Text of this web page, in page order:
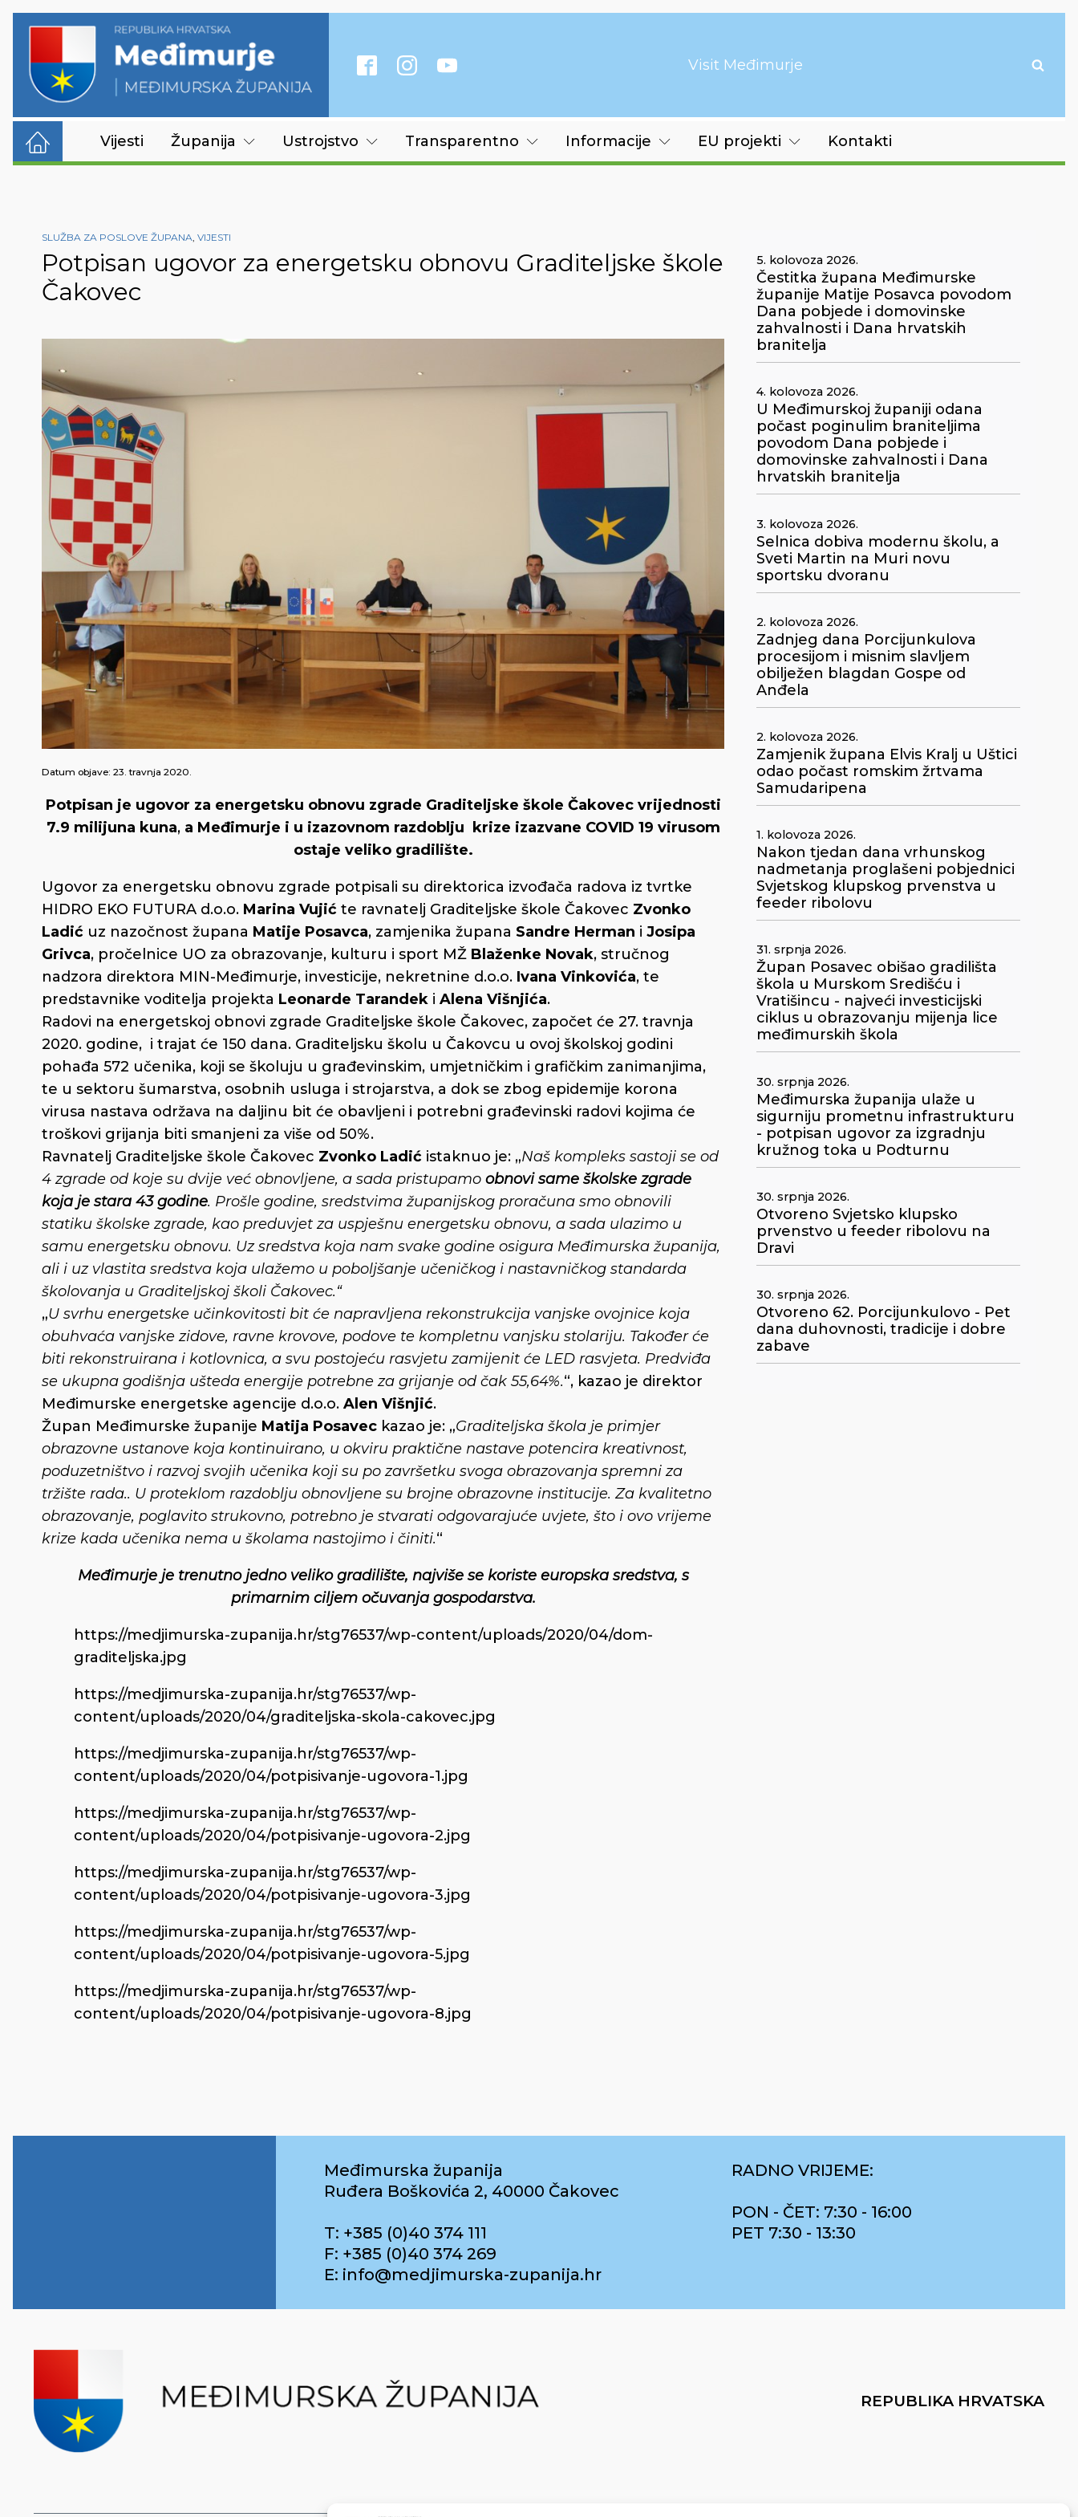
Visit Međimurje
Vijesti Županija Ustrojstvo Transparentno Informacije EU projekti Kontakti
SLUŽBA ZA POSLOVE ŽUPANA, VIJESTI
Potpisan ugovor za energetsku obnovu Graditeljske škole
Čakovec
Datum objave: 23. travnja 2020.
Potpisan je ugovor za energetsku obnovu zgrade Graditeljske škole Čakovec vrijednosti
7.9 milijuna kuna, a Međimurje i u izazovnom razdoblju krize izazvane COVID 19 virusom
ostaje veliko gradilište.
Ugovor za energetsku obnovu zgrade potpisali su direktorica izvođača radova iz tvrtke
HIDRO EKO FUTURA d.o.o. Marina Vujić te ravnatelj Graditeljske škole Čakovec Zvonko
Ladić uz nazočnost župana Matije Posavca, zamjenika župana Sandre Herman i Josipa
Grivca, pročelnice UO za obrazovanje, kulturu i sport MŽ Blaženke Novak, stručnog
nadzora direktora MIN-Međimurje, investicije, nekretnine d.o.o. Ivana Vinkovića, te
predstavnike voditelja projekta Leonarde Tarandek i Alena Višnjića.
Radovi na energetskoj obnovi zgrade Graditeljske škole Čakovec, započet će 27. travnja
2020. godine, i trajat će 150 dana. Graditeljsku školu u Čakovcu u ovoj školskoj godini
pohađa 572 učenika, koji se školuju u građevinskim, umjetničkim i grafičkim zanimanjima,
te u sektoru šumarstva, osobnih usluga i strojarstva, a dok se zbog epidemije korona
virusa nastava održava na daljinu bit će obavljeni i potrebni građevinski radovi kojima će
troškovi grijanja biti smanjeni za više od 50%.
Ravnatelj Graditeljske škole Čakovec Zvonko Ladić istaknuo je: „Naš kompleks sastoji se od
4 zgrade od koje su dvije već obnovljene, a sada pristupamo obnovi same školske zgrade
koja je stara 43 godine. Prošle godine, sredstvima županijskog proračuna smo obnovili
statiku školske zgrade, kao preduvjet za uspješnu energetsku obnovu, a sada ulazimo u
samu energetsku obnovu. Uz sredstva koja nam svake godine osigura Međimurska županija,
ali i uz vlastita sredstva koja ulažemo u poboljšanje učeničkog i nastavničkog standarda
školovanja u Graditeljskoj školi Čakovec.“
„U svrhu energetske učinkovitosti bit će napravljena rekonstrukcija vanjske ovojnice koja
obuhvaća vanjske zidove, ravne krovove, podove te kompletnu vanjsku stolariju. Također će
biti rekonstruirana i kotlovnica, a svu postojeću rasvjetu zamijenit će LED rasvjeta. Predviđa
se ukupna godišnja ušteda energije potrebne za grijanje od čak 55,64%.“, kazao je direktor
Međimurske energetske agencije d.o.o. Alen Višnjić.
Župan Međimurske županije Matija Posavec kazao je: „Graditeljska škola je primjer
obrazovne ustanove koja kontinuirano, u okviru praktične nastave potencira kreativnost,
poduzetništvo i razvoj svojih učenika koji su po završetku svoga obrazovanja spremni za
tržište rada.. U proteklom razdoblju obnovljene su brojne obrazovne institucije. Za kvalitetno
obrazovanje, poglavito strukovno, potrebno je stvarati odgovarajuće uvjete, što i ovo vrijeme
krize kada učenika nema u školama nastojimo i činiti.“
Međimurje je trenutno jedno veliko gradilište, najviše se koriste europska sredstva, s
primarnim ciljem očuvanja gospodarstva.
https://medjimurska-zupanija.hr/stg76537/wp-content/uploads/2020/04/dom-
graditeljska.jpg
https://medjimurska-zupanija.hr/stg76537/wp-
content/uploads/2020/04/graditeljska-skola-cakovec.jpg
https://medjimurska-zupanija.hr/stg76537/wp-
content/uploads/2020/04/potpisivanje-ugovora-1.jpg
https://medjimurska-zupanija.hr/stg76537/wp-
content/uploads/2020/04/potpisivanje-ugovora-2.jpg
https://medjimurska-zupanija.hr/stg76537/wp-
content/uploads/2020/04/potpisivanje-ugovora-3.jpg
https://medjimurska-zupanija.hr/stg76537/wp-
content/uploads/2020/04/potpisivanje-ugovora-5.jpg
https://medjimurska-zupanija.hr/stg76537/wp-
content/uploads/2020/04/potpisivanje-ugovora-8.jpg
5. kolovoza 2026.
Čestitka župana Međimurske
županije Matije Posavca povodom
Dana pobjede i domovinske
zahvalnosti i Dana hrvatskih
branitelja
4. kolovoza 2026.
U Međimurskoj županiji odana
počast poginulim braniteljima
povodom Dana pobjede i
domovinske zahvalnosti i Dana
hrvatskih branitelja
3. kolovoza 2026.
Selnica dobiva modernu školu, a
Sveti Martin na Muri novu
sportsku dvoranu
2. kolovoza 2026.
Zadnjeg dana Porcijunkulova
procesijom i misnim slavljem
obilježen blagdan Gospe od
Anđela
2. kolovoza 2026.
Zamjenik župana Elvis Kralj u Uštici
odao počast romskim žrtvama
Samudaripena
1. kolovoza 2026.
Nakon tjedan dana vrhunskog
nadmetanja proglašeni pobjednici
Svjetskog klupskog prvenstva u
feeder ribolovu
31. srpnja 2026.
Župan Posavec obišao gradilišta
škola u Murskom Središću i
Vratišincu - najveći investicijski
ciklus u obrazovanju mijenja lice
međimurskih škola
30. srpnja 2026.
Međimurska županija ulaže u
sigurniju prometnu infrastrukturu
- potpisan ugovor za izgradnju
kružnog toka u Podturnu
30. srpnja 2026.
Otvoreno Svjetsko klupsko
prvenstvo u feeder ribolovu na
Dravi
30. srpnja 2026.
Otvoreno 62. Porcijunkulovo - Pet
dana duhovnosti, tradicije i dobre
zabave
Međimurska županija
Ruđera Boškovića 2, 40000 Čakovec
T: +385 (0)40 374 111
F: +385 (0)40 374 269
E: info@medjimurska-zupanija.hr
RADNO VRIJEME:
PON - ČET: 7:30 - 16:00
PET 7:30 - 13:30
REPUBLIKA HRVATSKA